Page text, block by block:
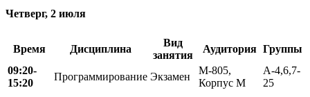
Четверг, 2 июля
Время Дисциплина
Вид
занятия
Аудитория Группы
09:20-
15:20
Программирование Экзамен
М-805,
Корпус М
А-4,6,7-
25